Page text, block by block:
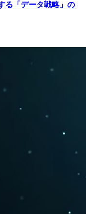
る「データ戦略」の